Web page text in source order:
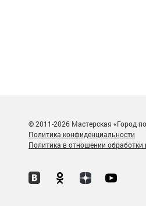
© 2011-2026 Мастерская «Город
Политика конфиденциальности
Политика в отношении